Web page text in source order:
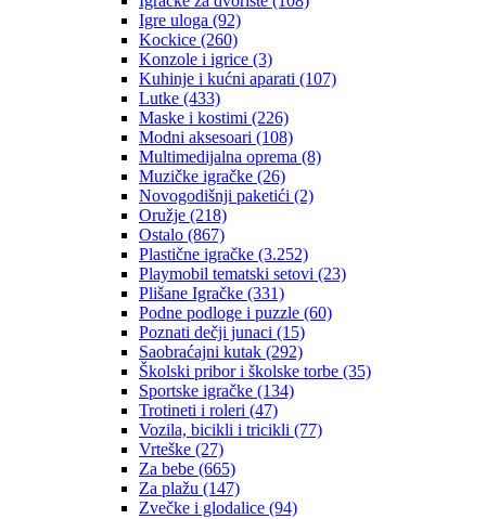
Igre uloga (92)
Kockice (260)
Konzole i igrice (3)
Kuhinje i kućni aparati (107)
Lutke (433)
Maske i kostimi (226)
Modni aksesoari (108)
Multimedijalna oprema (8)
Muzičke igračke (26)
Novogodišnji paketići (2)
Oružje (218)
Ostalo (867)
Plastične igračke (3.252)
Playmobil tematski setovi (23)
Plišane Igračke (331)
Podne podloge i puzzle (60)
Poznati dečji junaci (15)
Saobraćajni kutak (292)
Školski pribor i školske torbe (35)
Sportske igračke (134)
Trotineti i roleri (47)
Vozila, bicikli i tricikli (77)
Vrteške (27)
Za bebe (665)
Za plažu (147)
Zvečke i glodalice (94)